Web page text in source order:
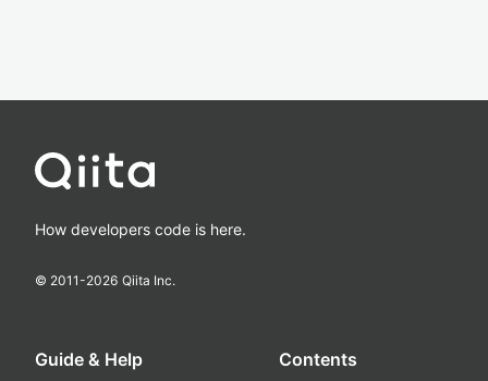
How developers code is here.
© 2011-2026 Qiita Inc.
Guide & Help Contents